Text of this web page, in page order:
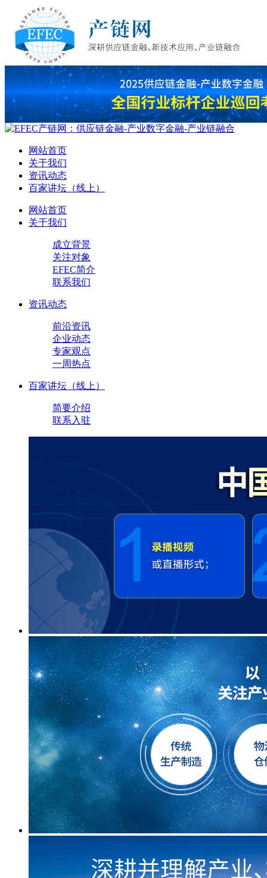
网站首页
关于我们
资讯动态
百家讲坛（线上）
网站首页
关于我们
成立背景
关注对象
EFEC简介
联系我们
资讯动态
前沿资讯
企业动态
专家观点
一周热点
百家讲坛（线上）
简要介绍
联系入驻